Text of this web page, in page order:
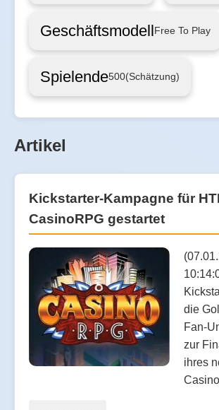
GeschäftsmodellFree To Play
Spielende500(Schätzung)
Artikel
Kickstarter-Kampagne für
CasinoRPG gestartet
die
Fan-
zur
ihres